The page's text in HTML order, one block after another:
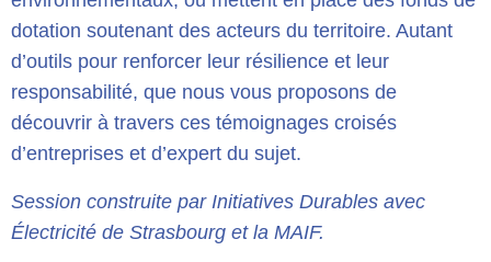
dotation soutenant des acteurs du territoire. Autant
d’outils pour renforcer leur résilience et leur
responsabilité, que nous vous proposons de
découvrir à travers ces témoignages croisés
d’entreprises et d’expert du sujet.
Session construite par Initiatives Durables avec
Électricité de Strasbourg et la MAIF.